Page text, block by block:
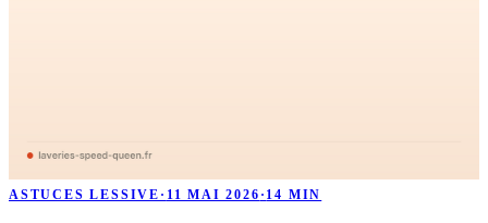
ASTUCES LESSIVE · 11 MAI 2026 · 14 MIN